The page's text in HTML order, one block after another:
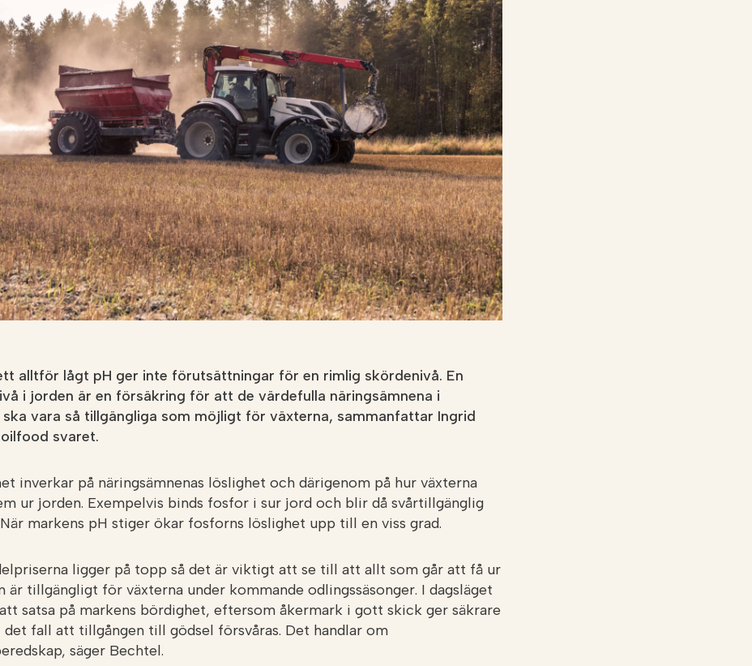
Soilfood webbutik
alltför lågt pH ger inte förutsättningar för en rimlig skördenivå. En
i jorden är en försäkring för att de värdefulla näringsämnena i
vara så tillgängliga som möjligt för växterna, sammanfattar Ingrid
svaret.
inverkar på näringsämnenas löslighet och därigenom på hur växterna
ur jorden. Exempelvis binds fosfor i sur jord och blir då svårtillgänglig
markens pH stiger ökar fosforns löslighet upp till en viss grad.
ligger på topp så det är viktigt att se till att allt som går att få ur
är tillgängligt för växterna under kommande odlingssäsonger. I dagsläget
satsa på markens bördighet, eftersom åkermark i gott skick ger säkrare
det fall att tillgången till gödsel försvåras. Det handlar om
säger Bechtel.